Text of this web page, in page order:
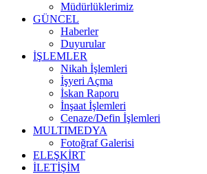
Müdürlüklerimiz
GÜNCEL
Haberler
Duyurular
İŞLEMLER
Nikah İşlemleri
İşyeri Açma
İskan Raporu
İnşaat İşlemleri
Cenaze/Defin İşlemleri
MULTIMEDYA
Fotoğraf Galerisi
ELEŞKİRT
İLETİŞİM